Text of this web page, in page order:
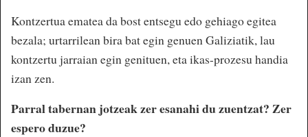
Kontzertua ematea da bost entsegu edo gehiago egitea
bezala; urtarrilean bira bat egin genuen Galiziatik, lau
kontzertu jarraian egin genituen, eta ikas-prozesu handia
izan zen.
Parral tabernan jotzeak zer esanahi du zuentzat? Zer
espero duzue?